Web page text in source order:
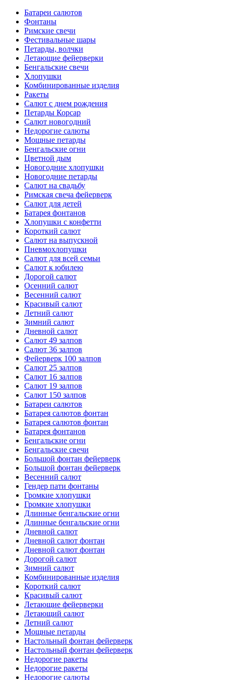
Батареи салютов
Фонтаны
Римские свечи
Фестивальные шары
Петарды, волчки
Летающие фейерверки
Бенгальские свечи
Хлопушки
Комбинированные изделия
Ракеты
Салют с днем рождения
Петарды Корсар
Салют новогодний
Недорогие салюты
Мощные петарды
Бенгальские огни
Цветной дым
Новогодние хлопушки
Новогодние петарды
Салют на свадьбу
Римская свеча фейерверк
Салют для детей
Батарея фонтанов
Хлопушки с конфетти
Короткий салют
Салют на выпускной
Пневмохлопушки
Салют для всей семьи
Салют к юбилею
Дорогой салют
Осенний салют
Весенний салют
Красивый салют
Летний салют
Зимний салют
Дневной салют
Салют 49 залпов
Салют 36 залпов
Фейерверк 100 залпов
Салют 25 залпов
Салют 16 залпов
Салют 19 залпов
Салют 150 залпов
Батареи салютов
Батарея салютов фонтан
Батарея салютов фонтан
Батарея фонтанов
Бенгальские огни
Бенгальские свечи
Большой фонтан фейерверк
Большой фонтан фейерверк
Весенний салют
Гендер пати фонтаны
Громкие хлопушки
Громкие хлопушки
Длинные бенгальские огни
Длинные бенгальские огни
Дневной салют
Дневной салют фонтан
Дневной салют фонтан
Дорогой салют
Зимний салют
Комбинированные изделия
Короткий салют
Красивый салют
Летающие фейерверки
Летающий салют
Летний салют
Мощные петарды
Настольный фонтан фейерверк
Настольный фонтан фейерверк
Недорогие ракеты
Недорогие ракеты
Недорогие салюты